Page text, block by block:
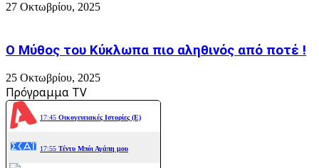
27 Οκτωβρίου, 2025
Ο Μύθος του Κύκλωπα πιο αληθινός από ποτέ !
25 Οκτωβρίου, 2025
Πρόγραμμα TV